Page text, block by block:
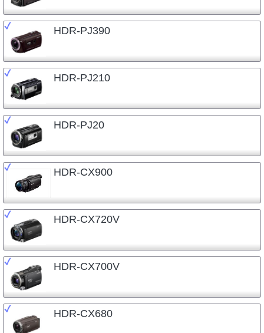
HDR-PJ390
HDR-PJ210
HDR-PJ20
HDR-CX900
HDR-CX720V
HDR-CX700V
HDR-CX680